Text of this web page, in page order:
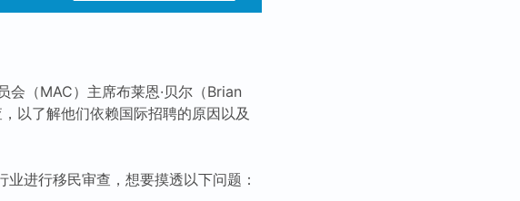
（MAC）主席布莱恩·贝尔（Brian
以了解他们依赖国际招聘的原因以及
进行移民审查，想要摸透以下问题：